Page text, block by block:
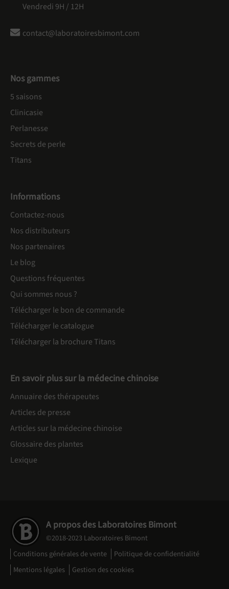
Vendredi 9H / 12H
contact@laboratoiresbimont.com
Nos gammes
5 saisons
Clinicasie
Perlanesse
Secrets de perle
Titans
Informations
Contactez-nous
Nos distributeurs
Nos partenaires
Le blog
Questions fréquentes
Qui sommes nous ?
Télécharger le bon de commande
Télécharger le catalogue
Télécharger la brochure Titans
En savoir plus sur la médecine chinoise
Annuaire des thérapeutes
Articles de presse
Articles sur la médecine chinoise
Glossaire des plantes
Lexique
A propos des Laboratoires Bimont
©2018-2023 Laboratoires Bimont
Conditions générales de vente
Politique de confidentialité
Mentions légales
Gestion des cookies